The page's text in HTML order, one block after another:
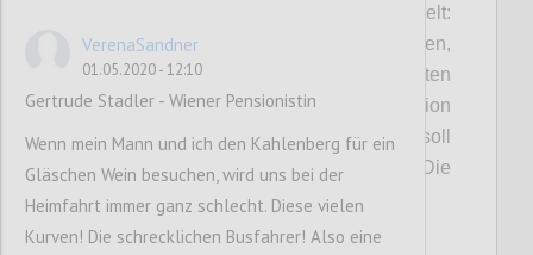
Kahlenberg zu bauen. Seitdem wird getüftelt:
Wo können die Steher gesetzt werden,
sodass Anrainer und Natur am wenigsten
gestört werden? Wo würde sich die Talstation
günstig ins Verkehrsnetz einfügen? Was soll
die Menschen am Kahlenberg erwarten? Die
ersten Antworten:
VerenaSandner
01.05.2020 - 12:10
Gertrude Stadler - Wiener Pensionistin
Wenn mein Mann und ich den Kahlenberg für ein
Gläschen Wein besuchen, wird uns bei der
Heimfahrt immer ganz schlecht. Diese vielen
Kurven! Die schrecklichen Busfahrer! Also eine